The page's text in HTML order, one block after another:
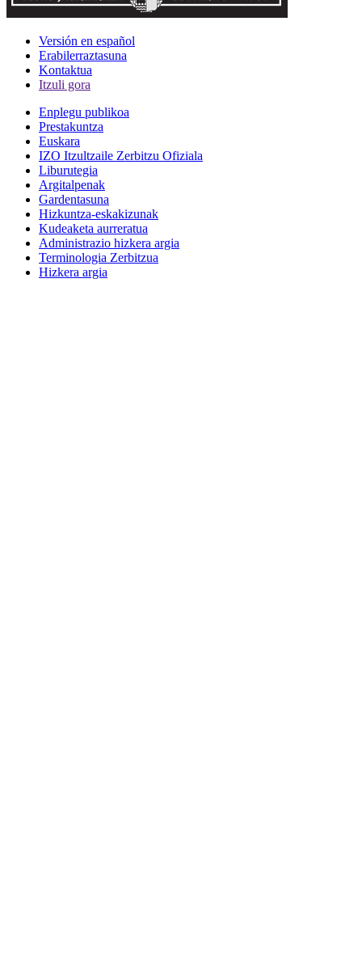
Versión en español
Erabilerraztasuna
Kontaktua
Itzuli gora
Enplegu publikoa
Prestakuntza
Euskara
IZO Itzultzaile Zerbitzu Ofiziala
Liburutegia
Argitalpenak
Gardentasuna
Hizkuntza-eskakizunak
Kudeaketa aurreratua
Administrazio hizkera argia
Terminologia Zerbitzua
Hizkera argia